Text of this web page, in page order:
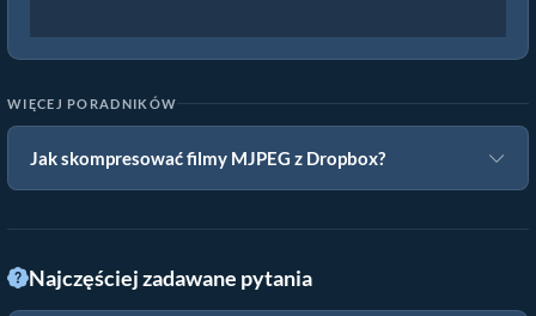
WIĘCEJ PORADNIKÓW
Jak skompresować filmy MJPEG z Dropbox?
Najczęściej zadawane pytania